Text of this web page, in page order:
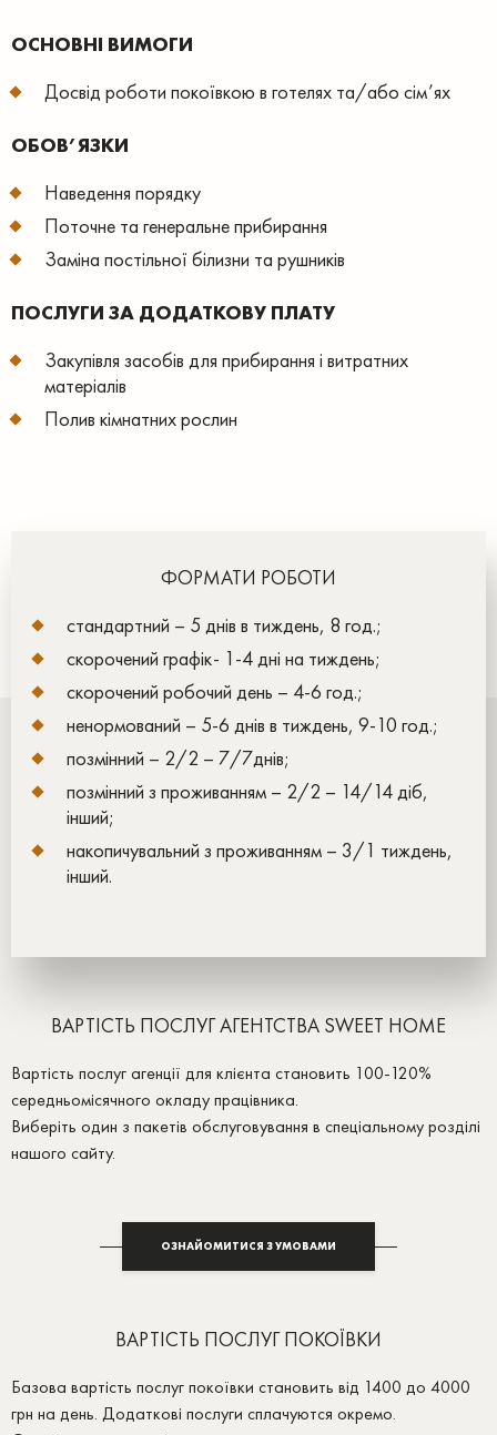
ОСНОВНІ ВИМОГИ
Досвід роботи покоївкою в готелях та/або сім’ях
ОБОВ’ЯЗКИ
Наведення порядку
Поточне та генеральне прибирання
Заміна постільної білизни та рушників
ПОСЛУГИ ЗА ДОДАТКОВУ ПЛАТУ
Закупівля засобів для прибирання і витратних
матеріалів
Полив кімнатних рослин
ФОРМАТИ РОБОТИ
стандартний – 5 днів в тиждень, 8 год.;
скорочений графік- 1-4 дні на тиждень;
скорочений робочий день – 4-6 год.;
ненормований – 5-6 днів в тиждень, 9-10 год.;
позмінний – 2/2 – 7/7днів;
позмінний з проживанням – 2/2 – 14/14 діб,
інший;
накопичувальний з проживанням – 3/1 тиждень,
інший.
ВАРТІСТЬ ПОСЛУГ АГЕНТСТВА SWEET HOME
Вартість послуг агенції для клієнта становить 100-120%
середньомісячного окладу працівника.
Виберіть один з пакетів обслуговування в спеціальному розділі
нашого сайту.
ОЗНАЙОМИТИСЯ З УМОВАМИ
ВАРТІСТЬ ПОСЛУГ ПОКОЇВКИ
Базова вартість послуг покоївки становить від 1400 до 4000
грн на день. Додаткові послуги сплачуются окремо.